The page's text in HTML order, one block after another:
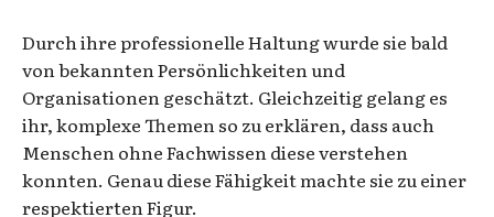
Durch ihre professionelle Haltung wurde sie bald
von bekannten Persönlichkeiten und
Organisationen geschätzt. Gleichzeitig gelang es
ihr, komplexe Themen so zu erklären, dass auch
Menschen ohne Fachwissen diese verstehen
konnten. Genau diese Fähigkeit machte sie zu einer
respektierten Figur.